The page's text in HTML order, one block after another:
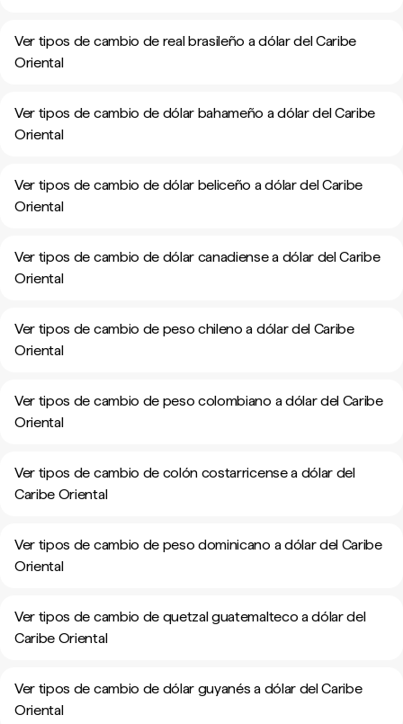
Ver tipos de cambio de real brasileño a dólar del Caribe
Oriental
Ver tipos de cambio de dólar bahameño a dólar del Caribe
Oriental
Ver tipos de cambio de dólar beliceño a dólar del Caribe
Oriental
Ver tipos de cambio de dólar canadiense a dólar del Caribe
Oriental
Ver tipos de cambio de peso chileno a dólar del Caribe
Oriental
Ver tipos de cambio de peso colombiano a dólar del Caribe
Oriental
Ver tipos de cambio de colón costarricense a dólar del
Caribe Oriental
Ver tipos de cambio de peso dominicano a dólar del Caribe
Oriental
Ver tipos de cambio de quetzal guatemalteco a dólar del
Caribe Oriental
Ver tipos de cambio de dólar guyanés a dólar del Caribe
Oriental